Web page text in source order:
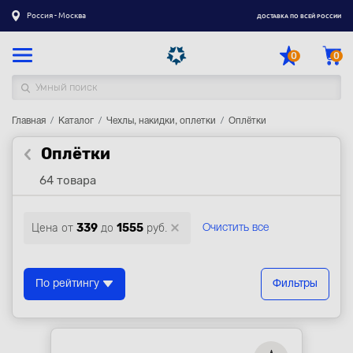
Россия - Москва ДОСТАВКА ПО ВСЕЙ РОССИИ
0 0
Каталог товаров
Регистрация | Вход
Доставка
Контакты
Акции
Главная Каталог Чехлы, накидки, оплетки Оплётки
Оплётки
64 товара
Цена от 339 до 1555 руб. Очистить все
По рейтингу Фильтры